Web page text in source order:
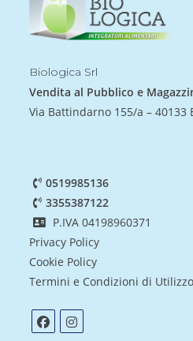
Biologica Srl
Vendita al Pubblico e
Via Battindarno 155/a – 40133
0519985136
3355387122
P.IVA 04198960371
Privacy Policy
Cookie Policy
Termini e Condizioni di Utilizzo